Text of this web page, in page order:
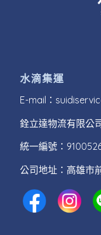
水滴集運
E-mail：
銓立達物流有限公
統一編號：
公司地址：高雄市